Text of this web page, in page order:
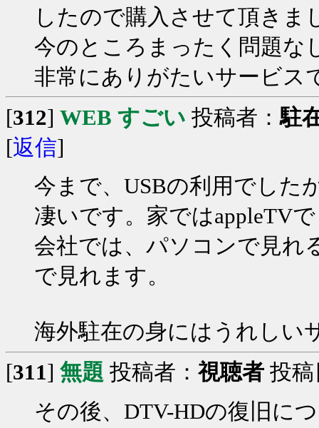
したので購入させて頂きま
今のところまったく問題な
非常にありがたいサービス
[312] WEB すごい 投稿者：駐
[返信]
今まで、USBの利用でした
凄いです。家ではappleTV
会社では、パソコンで見れ
で見れます。
海外駐在の身にはうれしい
[311] 無題 投稿者： 視聴者 投
その後、DTV-HDの復旧に